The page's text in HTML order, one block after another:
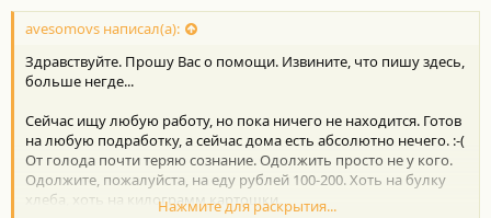
Заранее Вам большое человеческое спасибо.
avesomovs написал(а):
Здравствуйте. Прошу Вас о помощи. Извините, что пишу здесь,
больше негде...
Сейчас ищу любую работу, но пока ничего не находится. Готов
на любую подрабoтку, а сейчас дома есть абсолютно нечего. :-(
От голода почти теряю сознаниe. Одолжить просто не у кого.
Одoлжите, пожалуйста, на еду рублей 100-200. Хоть на булку
хлеба, хоть на килограмм картошки.
Нажмите для раскрытия...